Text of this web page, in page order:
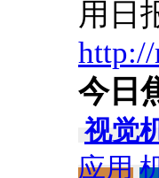
用日
http://
今日
视觉
应用